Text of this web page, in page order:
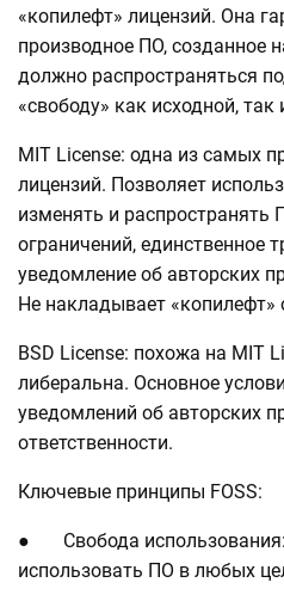
«копилефт» лицензий. Она
производное ПО, созданное
должно распространяться
«свободу» как исходной,
MIT License: одна из самых
лицензий. Позволяет
изменять и распространять
ограничений, единственное
уведомление об авторских
Не накладывает «копилефт»
BSD License: похожа на MIT
либеральна. Основное
уведомлений об авторских
ответственности.
Ключевые принципы FOSS:
● Свобода
использовать ПО в любых